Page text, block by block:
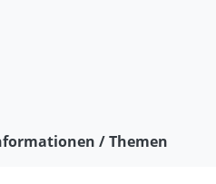
/ Themen